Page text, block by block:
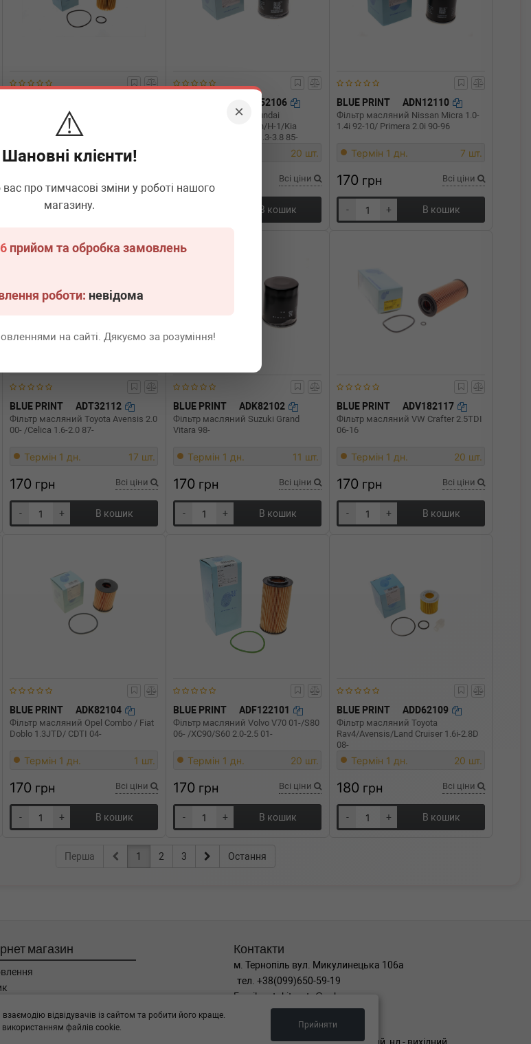
×
⚠️
Шановні клієнти!
про тимчасові зміни у роботі нашого
магазину.
прийом та обробка замовлень
роботи: невідома
на сайті. Дякуємо за розуміння!
Фільтр масляний Lexus LS 4.6
06-/Toyota Land Cruiser 2.0/2.2 D-
4D/4.0 24V 05-
Термін 1 дн. 20 шт.
+
ADM52106
Фільтр масляний Hyundai
Accent/Elantra/Tucson/H-1/Kia
Ceed/Mazda 626/3/6 1.3-3.8 85-
20 шт.
Всі ціни
В кошик
BLUE PRINT ADN12110
Фільтр масляний Nissan Micra 1.0-
1.4i 92-10/ Primera 2.0i 90-96
Термін 1 дн. 7 шт.
170 грн Всі ціни
- + В кошик
BLUE PRINT ADT32112
Фільтр масляний Toyota Avensis 2.0
00- /Celica 1.6-2.0 87-
Термін 1 дн. 17 шт.
170 грн Всі ціни
- + В кошик
BLUE PRINT ADK82102
Фільтр масляний Suzuki Grand
Vitara 98-
Термін 1 дн. 11 шт.
170 грн Всі ціни
- + В кошик
BLUE PRINT ADV182117
Фільтр масляний VW Crafter 2.5TDI
06-16
Термін 1 дн. 20 шт.
170 грн Всі ціни
- + В кошик
BLUE PRINT ADK82104
Фільтр масляний Opel Combo / Fiat
Doblo 1.3JTD/ CDTI 04-
Термін 1 дн. 1 шт.
170 грн Всі ціни
- + В кошик
BLUE PRINT ADF122101
Фільтр масляний Volvo V70 01-/S80
06- /XC90/S60 2.0-2.5 01-
Термін 1 дн. 20 шт.
170 грн Всі ціни
- + В кошик
BLUE PRINT ADD62109
Фільтр масляний Toyota
Rav4/Avensis/Land Cruiser 1.6i-2.8D
08-
Термін 1 дн. 20 шт.
180 грн Всі ціни
- + В кошик
Перша 1 2 3 Остання
магазин
товарів
Контакти
м. Тернопіль вул. Микулинецька 106а
тел. +38(099)650-59-19
Email. autokitparts@yahoo.com
Графік роботи
відвідувачів із сайтом та робити його краще.
файлів cookie.
Прийняти